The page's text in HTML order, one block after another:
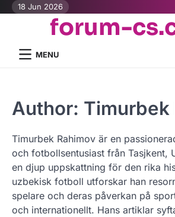
Skip18 Jun 2026
forum-
MENU
Author: Timurbek
Timurbek Rahimov är en
och fotbollsentusiast från Tasjkent,
en djup uppskattning för den rika
uzbekisk fotboll utforskar han
spelare och deras påverkan på
och internationellt. Hans artiklar